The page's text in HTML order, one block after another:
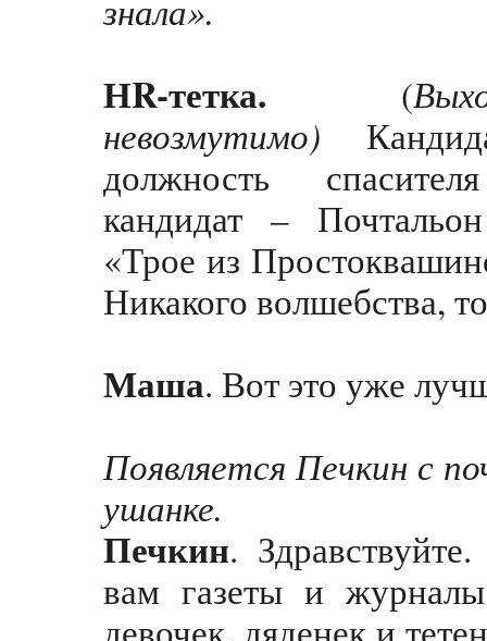
знала».
НR-тетка. (
невозмутимо)
должность
кандидат –
«Трое из
Никакого волшебства,
Маша. Вот это уже
Появляется Печкин с
ушанке.
Печкин.
вам газеты и
девочек, дяденек и